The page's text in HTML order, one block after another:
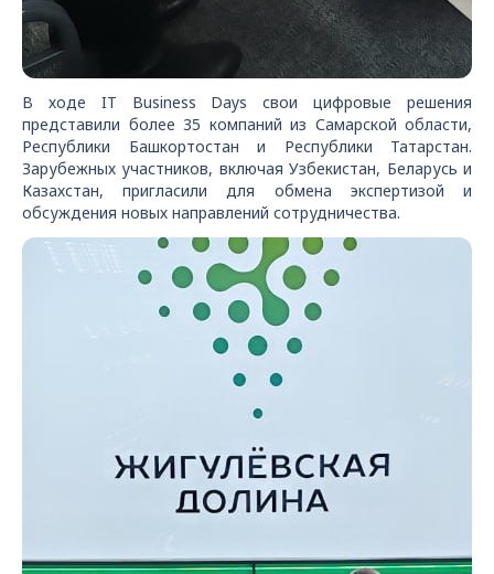
В ходе IT Business Days свои цифровые решения
представили более 35 компаний из Самарской области,
Республики Башкортостан и Республики Татарстан.
Зарубежных участников, включая Узбекистан, Беларусь и
Казахстан, пригласили для обмена экспертизой и
обсуждения новых направлений сотрудничества.